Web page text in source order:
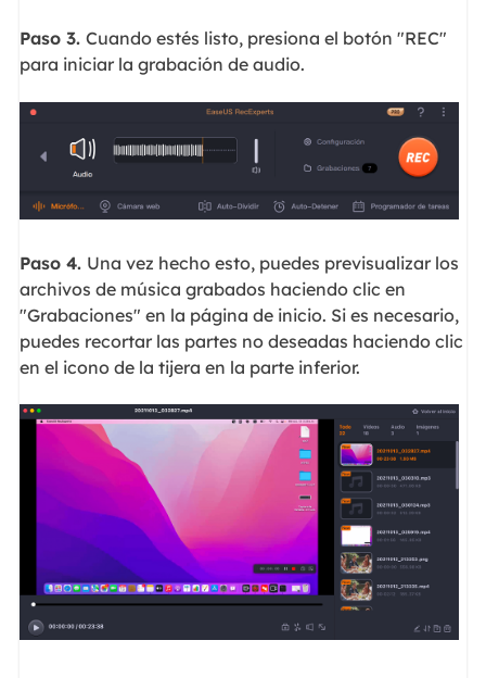
Paso 3. Cuando estés listo, presiona el botón "REC"
para iniciar la grabación de audio.
Paso 4. Una vez hecho esto, puedes previsualizar los
archivos de música grabados haciendo clic en
"Grabaciones" en la página de inicio. Si es necesario,
puedes recortar las partes no deseadas haciendo clic
en el icono de la tijera en la parte inferior.